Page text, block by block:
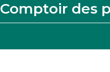
Comptoir des